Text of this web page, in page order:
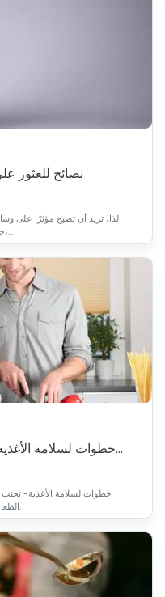
3 نصائح
لذا، تريد أن تصبح مؤثرًا على
جئت إلى المكان الصحيح. في منشور المدونة هذا،...
4 خطوات لسلامة الأغذية - كيفية الحفاظ على سلامت...
الطعام بشكل صحيح، والحفاظ على النظافة المناسبة.